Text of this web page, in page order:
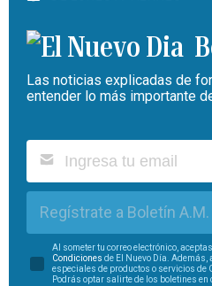
Las noticias explicadas de
entender lo más importante
Regístrate a Boletín A.M.
Al someter tu correo electrónico,
Condiciones de El Nuevo Día.
especiales de productos o servicios de
Podrás optar salirte de los boletines en